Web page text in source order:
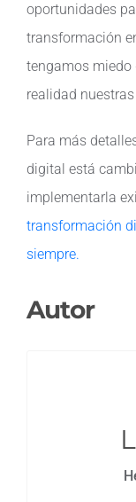
oportunidades
transformación
tengamos miedo
realidad
Para más
digital está
implementarla
transformación
siempre.
Autor